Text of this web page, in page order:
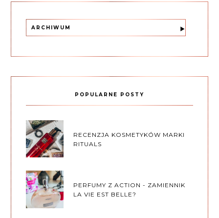
ARCHIWUM
POPULARNE POSTY
RECENZJA KOSMETYKÓW MARKI
RITUALS
PERFUMY Z ACTION - ZAMIENNIK
LA VIE EST BELLE?